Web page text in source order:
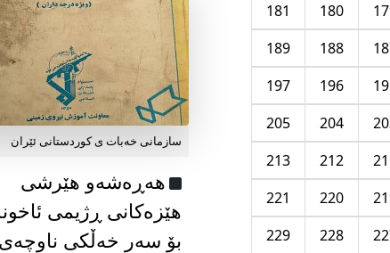
180
181
188
189
196
197
204
205
212
213
220
221
228
229
سازمانی خەبات ی كوردستانی ئێران
هەڕەشەو هێرشی
هێزەکانی ڕژیمی
بۆ سەر خەڵکی